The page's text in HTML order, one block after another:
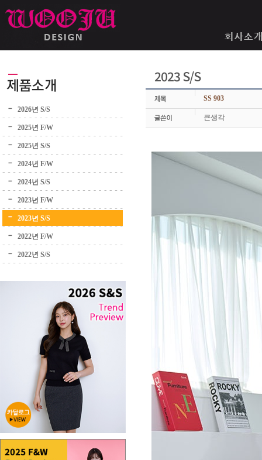
2026년 S/S
2025년 F/W
2025년 S/S
2024년 F/W
2024년 S/S
2023년 F/W
2023년 S/S
2022년 F/W
2022년 S/S
2023 S/S
SS 903
큰생각